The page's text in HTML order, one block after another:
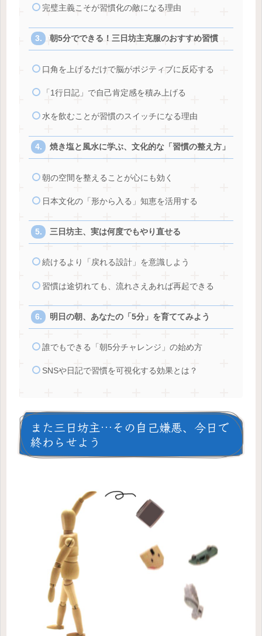
完璧主義こそが習慣化の敵になる理由
朝5分でできる！三日坊主克服のおすすめ習慣
口角を上げるだけで脳がポジティブに反応する
「1行日記」で自己肯定感を積み上げる
水を飲むことが習慣のスイッチになる理由
焼き塩と風水に学ぶ、文化的な「習慣の整え方」
朝の空間を整えることが心にも効く
日本文化の「形から入る」知恵を活用する
三日坊主、実は何度でもやり直せる
続けるより「戻れる設計」を意識しよう
習慣は途切れても、流れさえあれば再起できる
明日の朝、あなたの「5分」を育ててみよう
誰でもできる「朝5分チャレンジ」の始め方
SNSや日記で習慣を可視化する効果とは？
また三日坊主…その自己嫌悪、今日で
終わらせよう